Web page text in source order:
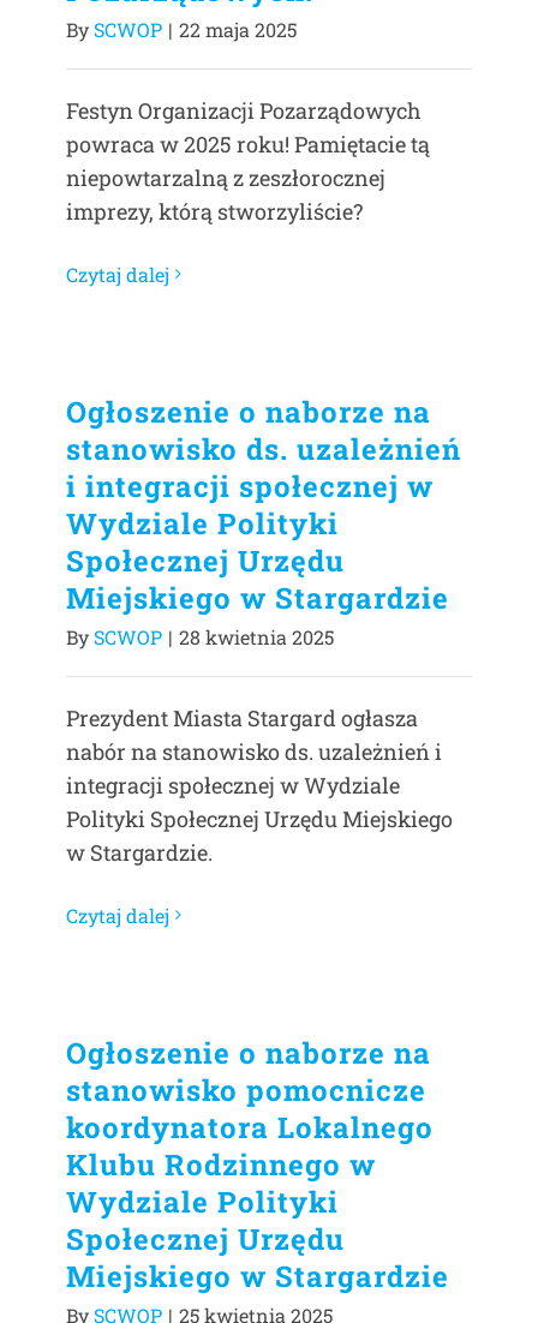
BySCWOP | 22 maja 2025
Festyn Organizacji Pozarządowych
powraca w 2025 roku! Pamiętacie tą
niepowtarzalną z zeszłorocznej
imprezy, którą stworzyliście?
Czytaj dalej
Ogłoszenie o naborze na
stanowisko ds. uzależnień
i integracji społecznej w
Wydziale Polityki
Społecznej Urzędu
Miejskiego w Stargardzie
BySCWOP | 28 kwietnia 2025
Prezydent Miasta Stargard ogłasza
nabór na stanowisko ds. uzależnień i
integracji społecznej w Wydziale
Polityki Społecznej Urzędu Miejskiego
w Stargardzie.
Czytaj dalej
Ogłoszenie o naborze na
stanowisko pomocnicze
koordynatora Lokalnego
Klubu Rodzinnego w
Wydziale Polityki
Społecznej Urzędu
Miejskiego w Stargardzie
BySCWOP | 25 kwietnia 2025